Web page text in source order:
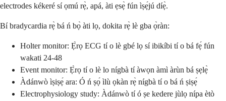
electrodes kékeré sí ọmú rẹ̀, apá, àti ẹsẹ̀ fún ìṣẹ́jú díẹ̀.
Bí bradycardia rẹ̀ bá ń bọ̀ àti lọ, dokita rẹ̀ lè gba ọ̀ràn:
Holter monitor: Ẹ̀rọ ECG tí o lè gbé lọ sí ibikíbi tí o bá fẹ́ fún
wakati 24-48
Event monitor: Ẹ̀rọ tí o lè lo nígbà tí àwọn àmì àrùn bá ṣẹlẹ̀
Àdánwò ìṣiṣẹ́ ara: Ó ń ṣọ́ ìlù ọkàn rẹ̀ nígbà tí o bá ń ṣiṣẹ́
Electrophysiology study: Àdánwò tí ó ṣe kedere jùlọ nípa ètò